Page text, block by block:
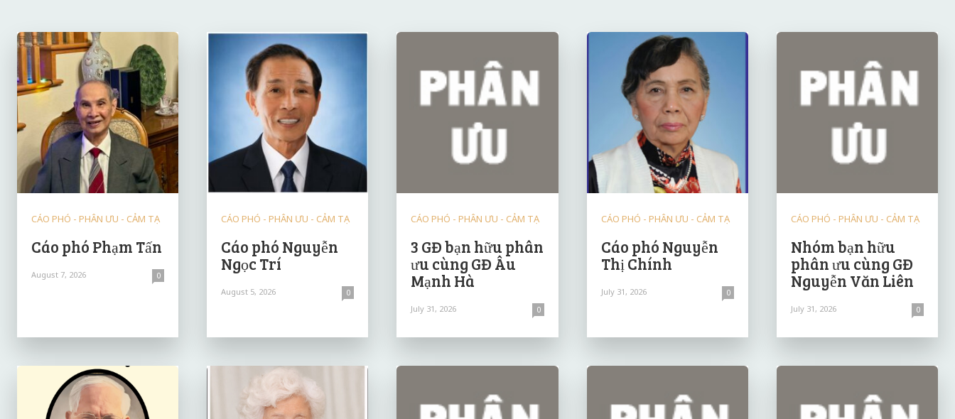
CÁO PHÓ - PHÂN ƯU - CẢM TẠ
Cáo phó Phạm Tấn
August 7, 2026 0
CÁO PHÓ - PHÂN ƯU - CẢM TẠ
Cáo phó Nguyễn
Ngọc Trí
August 5, 2026 0
CÁO PHÓ - PHÂN ƯU - CẢM TẠ
3 GĐ bạn hữu phân
ưu cùng GĐ Âu
Mạnh Hà
July 31, 2026 0
CÁO PHÓ - PHÂN ƯU - CẢM TẠ
Cáo phó Nguyễn
Thị Chính
July 31, 2026 0
CÁO PHÓ - PHÂN ƯU - CẢM TẠ
Nhóm bạn hữu
phân ưu cùng GĐ
Nguyễn Văn Liên
July 31, 2026 0